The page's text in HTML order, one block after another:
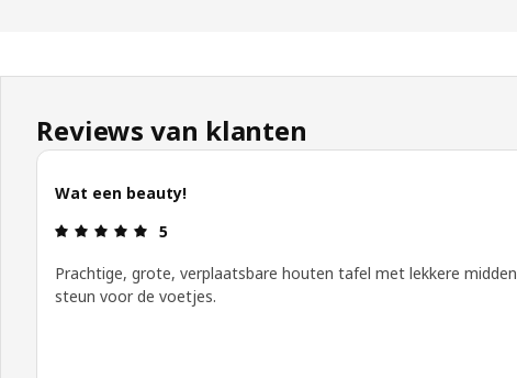
Reviews van klanten
Wat een beauty!
Review: 5 van 5 sterren.
5
Prachtige, grote, verplaatsbare houten tafel met lekkere midden
steun voor de voetjes.